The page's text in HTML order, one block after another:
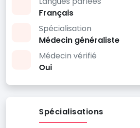
Français
Spécialisation
Médecin généraliste
Médecin vérifié
Oui
Spécialisations